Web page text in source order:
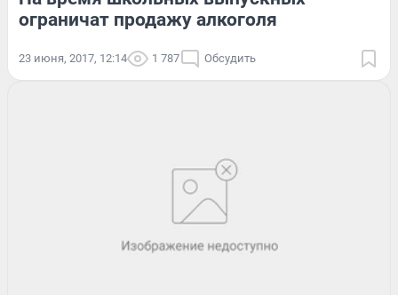
ограничат продажу алкоголя
23 июня, 2017, 12:14 1 787 Обсудить